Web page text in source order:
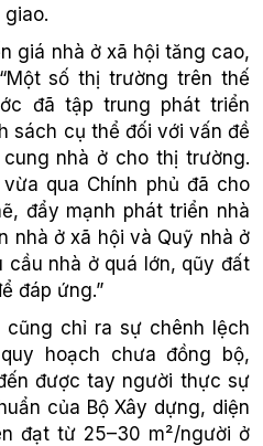
giá nhà ở xã hội tăng cao,
số thị trường trên thế
đã tập trung phát triển
sách cụ thể đối với vấn đề
nhà ở cho thị trường.
qua Chính phủ đã cho
đẩy mạnh phát triển nhà
nhà ở xã hội và Quỹ nhà ở
cầu nhà ở quá lớn, qũy đất
đáp ứng.”
chỉ ra sự chênh lệch
hoạch chưa đồng bộ,
được tay người thực sự
của Bộ Xây dựng, diện
đạt từ 25–30 m²/người ở